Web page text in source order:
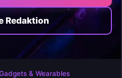
Redaktion
& Wearables